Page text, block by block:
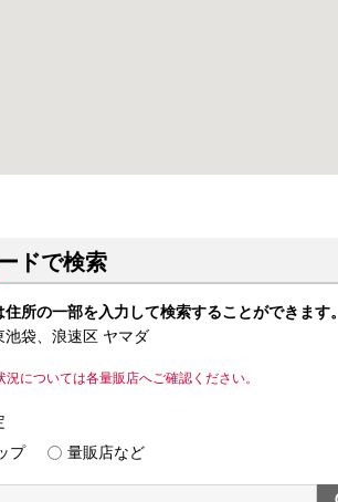
ドで検索
所の一部を入力して検索することができます。
袋、浪速区 ヤマダ
況については各量販店へご確認ください。
プ
量販店など